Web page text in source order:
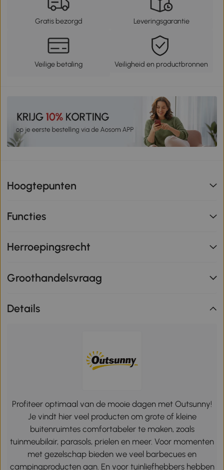
Gratis bezorgd Leveringsgarantie
Veilige betaling Veiligheid en productbronnen
Hoogtepunten
Functies
Herroepingsrecht
Groothandelsvraag
Details
Profiteer optimaal van de mooie dagen met Outsunny!
Je vindt hier veel producten om grote of kleine
buitenruimtes comfortabeler te maken, zoals
tuinmeubilair, parasols, prielen en meer. Voor momenten
met gezelschap bieden we veel barbecues en
campingproducten aan. En voor tuinliefhebbers hebben